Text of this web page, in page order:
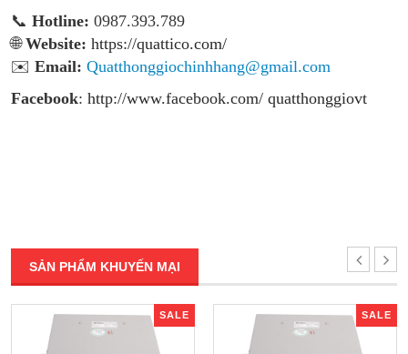
📞 Hotline: 0987.393.789
🌐Website: https://quattico.com/
✉️ Email: Quatthonggiochinhhang@gmail.com
Facebook: http://www.facebook.com/ quatthonggiovt
SẢN PHẨM KHUYẾN MẠI
SALE SALE